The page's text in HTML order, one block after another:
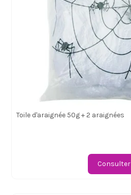
Toile d'araignée 50g + 2 araignées
Consulter